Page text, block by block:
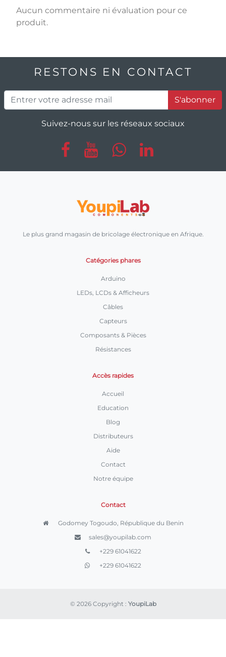
Aucun commentaire ni évaluation pour ce
produit.
RESTONS EN CONTACT
S'abonner
Suivez-nous sur les réseaux sociaux
Le plus grand magasin de bricolage électronique en Afrique.
Catégories phares
Arduino
LEDs, LCDs & Afficheurs
Câbles
Capteurs
Composants & Pièces
Résistances
Accès rapides
Accueil
Education
Blog
Distributeurs
Aide
Contact
Notre équipe
Contact
Godomey Togoudo, République du Benin
sales@youpilab.com
+229 61041622
+229 61041622
© 2026 Copyright : YoupiLab